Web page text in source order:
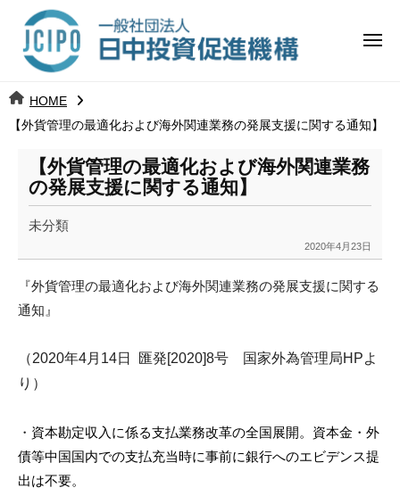
ツ 日
中
投
資
進
機
構
j
c
メ
HOME
【外貨管理の最適化および海外関連業務の発展支援に関する通知】
【外貨管理の最適化および海外関連業務
の発展支援に関する通知】
未分類
2020年4月23日
k
a
a
u
『外貨管理の最適化および海外関連業務の発展支援に関する
通知』
（2020年4月14日 匯発[2020]8号
国家外為管理局HPよ
り ）
・ 資本勘定収入に係る支払業務改革の全国展開。資本金・ 外
債等中国国内での支払充当時に事前に銀行へのエビデンス提
出は不要。
日
中
資
進
機